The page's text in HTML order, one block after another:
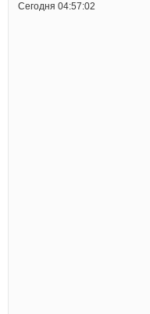
Сегодня 04:57:02